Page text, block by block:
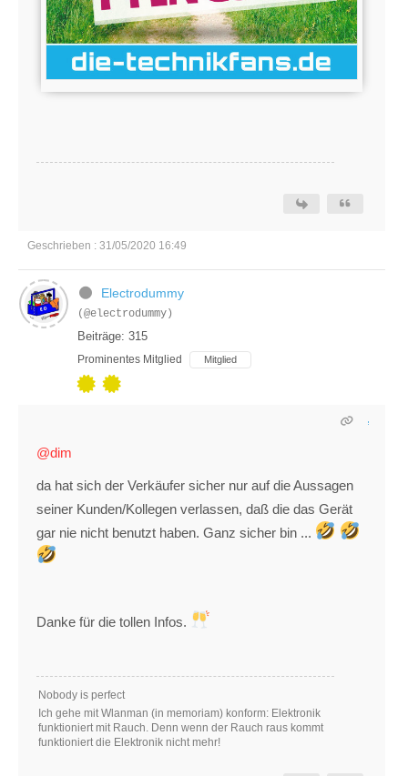
Geschrieben : 31/05/2020 16:49
Electrodummy
(@electrodummy)
Beiträge: 315
Prominentes Mitglied Mitglied
@dim
da hat sich der Verkäufer sicher nur auf die Aussagen
seiner Kunden/Kollegen verlassen, daß die das Gerät
gar nie nicht benutzt haben. Ganz sicher bin ...
Danke für die tollen Infos.
Nobody is perfect
Ich gehe mit Wlanman (in memoriam) konform: Elektronik
funktioniert mit Rauch. Denn wenn der Rauch raus kommt
funktioniert die Elektronik nicht mehr!